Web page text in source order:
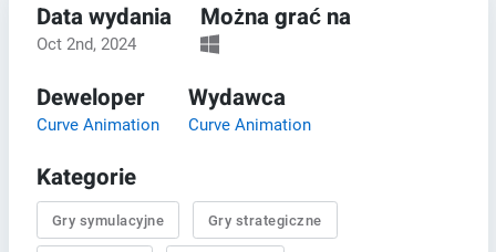
Data wydania
Oct 2nd, 2024
Można grać na
Deweloper
Curve Animation
Wydawca
Curve Animation
Kategorie
Gry symulacyjne Gry strategiczne